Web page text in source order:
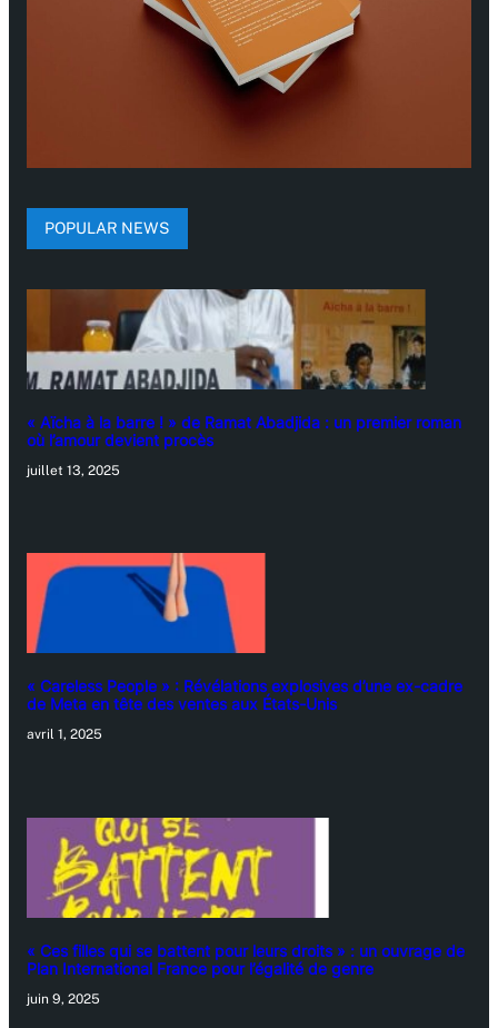
POPULAR NEWS
« Aïcha à la barre ! » de Ramat Abadjida : un premier roman
où l’amour devient procès
juillet 13, 2025
« Careless People » : Révélations explosives d’une ex-cadre
de Meta en tête des ventes aux États-Unis
avril 1, 2025
« Ces filles qui se battent pour leurs droits » : un ouvrage de
Plan International France pour l’égalité de genre
juin 9, 2025